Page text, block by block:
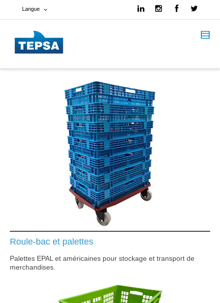
Langue
Français
Espagnol
Roule-bac et palettes
Palettes EPAL et américaines pour stockage et transport de
merchandises.